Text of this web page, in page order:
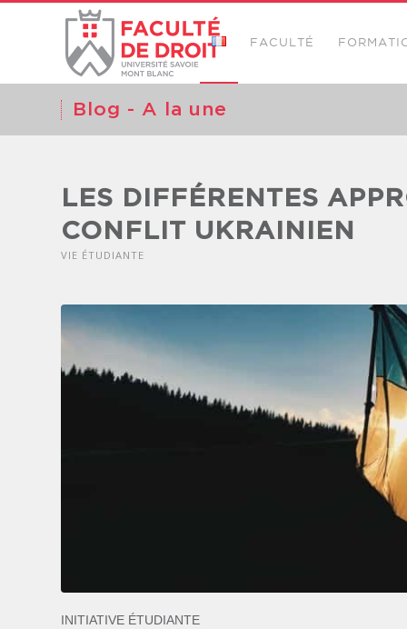
FACULTÉ
Blog - A la une
LES DIFFÉRENTES
CONFLIT UKRAINIEN
VIE ÉTUDIANTE
INITIATIVE ÉTUDIANTE